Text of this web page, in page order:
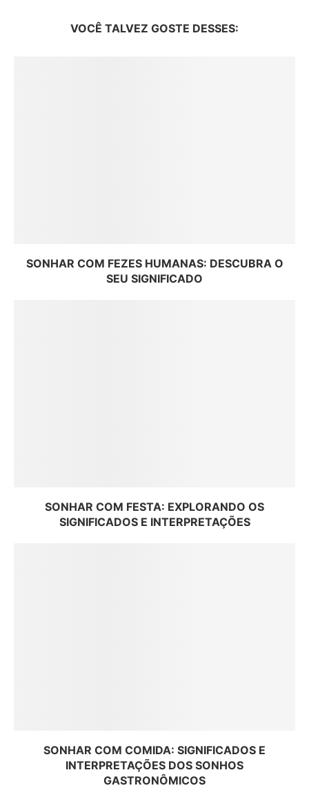
VOCÊ TALVEZ GOSTE DESSES:
SONHAR COM FEZES HUMANAS: DESCUBRA O
SEU SIGNIFICADO
SONHAR COM FESTA: EXPLORANDO OS
SIGNIFICADOS E INTERPRETAÇÕES
SONHAR COM COMIDA: SIGNIFICADOS E
INTERPRETAÇÕES DOS SONHOS
GASTRONÔMICOS